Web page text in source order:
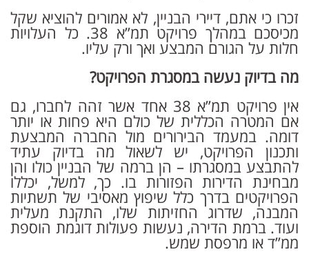
זכרו כי אתם, דיירי הבניין, לא אמורים להוציא שקל
מכיסכם במהלך פרויקט תמ”א 38. כל העלויות
חלות על הגורם המבצע ואך ורק עליו.
מה בדיוק נעשה במסגרת הפרויקט?
אין פרויקט תמ”א 38 אחד אשר זהה לחברו, גם
אם המטרה הכללית של כולם היא פחות או יותר
דומה. במעמד הבירורים מול החברה המבצעת
ותכנון הפרויקט, יש לשאול מה בדיוק עתיד
להתבצע במסגרתו – הן ברמה של הבניין כולו והן
מבחינת הדירות הפזורות בו. כך, למשל, יכללו
הפרויקטים בדרך כלל שיפוץ מאסיבי של תשתיות
המבנה, שדרוג החזיתות שלו, התקנת מעלית
ועוד. ברמת הדירה, נעשות פעולות דוגמת הוספת
ממ”ד או מרפסת שמש.